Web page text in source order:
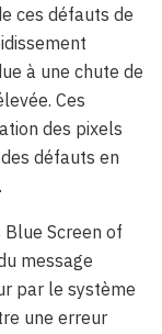
ces défauts de
à une chute de
Ces
des pixels
défauts en
Blue Screen of
message
par le système
une erreur